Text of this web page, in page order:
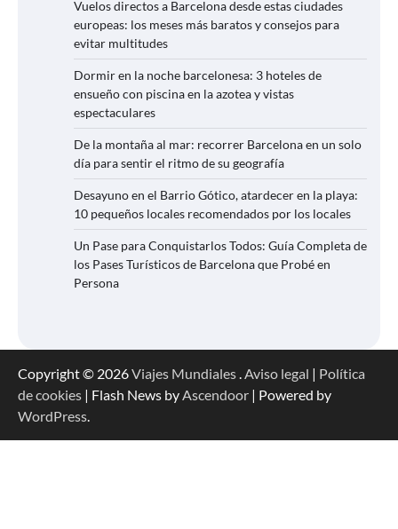
Vuelos directos a Barcelona desde estas ciudades
europeas: los meses más baratos y consejos para
evitar multitudes
Dormir en la noche barcelonesa: 3 hoteles de
ensueño con piscina en la azotea y vistas
espectaculares
De la montaña al mar: recorrer Barcelona en un solo
día para sentir el ritmo de su geografía
Desayuno en el Barrio Gótico, atardecer en la playa:
10 pequeños locales recomendados por los locales
Un Pase para Conquistarlos Todos: Guía Completa de
los Pases Turísticos de Barcelona que Probé en
Persona
Copyright © 2026Viajes Mundiales.Aviso legal | Política
de cookies | Flash News byAscendoor | Powered by
WordPress.